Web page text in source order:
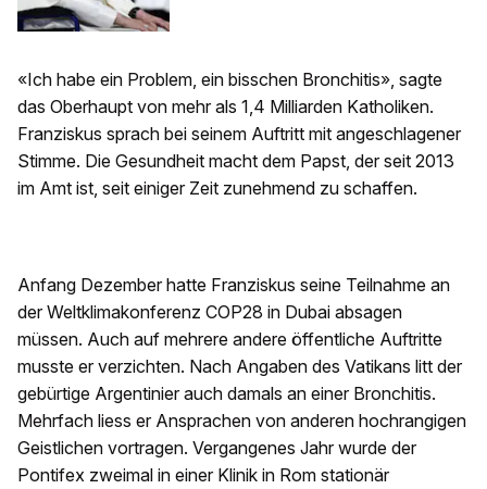
«Ich habe ein Problem, ein bisschen Bronchitis», sagte
das Oberhaupt von mehr als 1,4 Milliarden Katholiken.
Franziskus sprach bei seinem Auftritt mit angeschlagener
Stimme. Die Gesundheit macht dem Papst, der seit 2013
im Amt ist, seit einiger Zeit zunehmend zu schaffen.
Anfang Dezember hatte Franziskus seine Teilnahme an
der Weltklimakonferenz COP28 in Dubai absagen
müssen. Auch auf mehrere andere öffentliche Auftritte
musste er verzichten. Nach Angaben des Vatikans litt der
gebürtige Argentinier auch damals an einer Bronchitis.
Mehrfach liess er Ansprachen von anderen hochrangigen
Geistlichen vortragen. Vergangenes Jahr wurde der
Pontifex zweimal in einer Klinik in Rom stationär